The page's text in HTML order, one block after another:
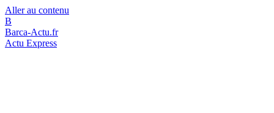
Aller au contenu
B
Barca-Actu.fr
Actu Express